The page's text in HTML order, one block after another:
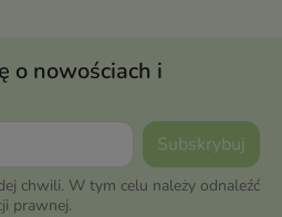
o nowościach i
chwili. W tym celu należy odnaleźć
prawnej.